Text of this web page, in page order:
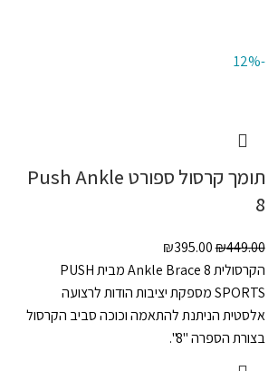
-12%
תומך קרסול ספורט Push Ankle
8
₪449.00
₪395.00
הקרסולית Ankle Brace 8 מבית PUSH
SPORTS מספקת יציבות הודות לרצועה
אלסטית הניתנת להתאמה וכוכה סביב הקרסול
בצורת הספרה "8".